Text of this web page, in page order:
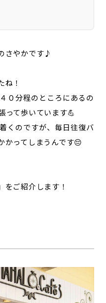
さやかです♪
ね！
０分程のところにあるの
って歩いています💪
くのですが、毎日往復バ
かってしまうんです😔
をご紹介します！